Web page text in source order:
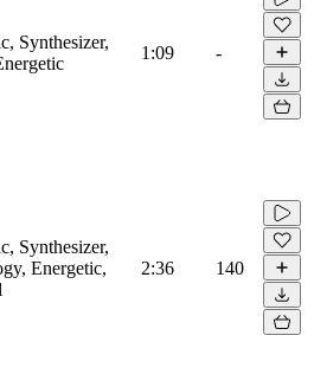
Synthesizer,
1:09 -
Synthesizer,
Energetic,
2:36 140